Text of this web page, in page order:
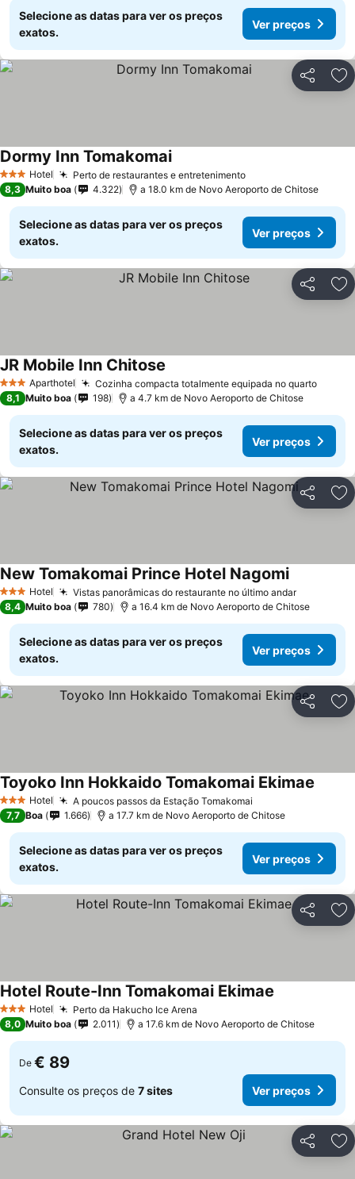
Selecione as datas para ver os preços
exatos.
Ver preços
Partilhar
3 EstrelasHotel Perto de restaurantes e entretenimento
Dormy Inn Tomakomai
8,3 Muito boa 4.322 a 18.0 km de Novo Aeroporto de Chitose
Selecione as datas para ver os preços
exatos.
Ver preços
Partilhar
3 EstrelasAparthotel Cozinha compacta totalmente equipada no quarto
JR Mobile Inn Chitose
8,1 Muito boa 198 a 4.7 km de Novo Aeroporto de Chitose
Selecione as datas para ver os preços
exatos.
Ver preços
Partilhar
3 EstrelasHotel Vistas panorâmicas do restaurante no último andar
New Tomakomai Prince Hotel Nagomi
8,4 Muito boa 780 a 16.4 km de Novo Aeroporto de Chitose
Selecione as datas para ver os preços
exatos.
Ver preços
Partilhar
3 EstrelasHotel A poucos passos da Estação Tomakomai
Toyoko Inn Hokkaido Tomakomai Ekimae
7,7 Boa 1.666 a 17.7 km de Novo Aeroporto de Chitose
Selecione as datas para ver os preços
exatos.
Ver preços
Partilhar
3 EstrelasHotel Perto da Hakucho Ice Arena
Hotel Route-Inn Tomakomai Ekimae
8,0 Muito boa 2.011 a 17.6 km de Novo Aeroporto de Chitose
De € 89
Consulte os preços de 7 sites Ver preços
Partilhar